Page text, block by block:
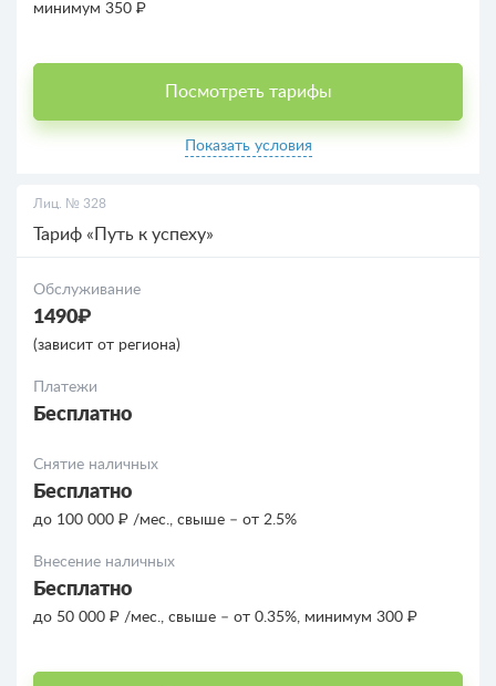
минимум 350 ₽
Посмотреть тарифы
Показать условия
Лиц. № 328
Тариф «Путь к успеху»
Обслуживание
1490₽
(зависит от региона)
Платежи
Бесплатно
Снятие наличных
Бесплатно
до 100 000 ₽ /мес., свыше – от 2.5%
Внесение наличных
Бесплатно
до 50 000 ₽ /мес., свыше – от 0.35%, минимум 300 ₽